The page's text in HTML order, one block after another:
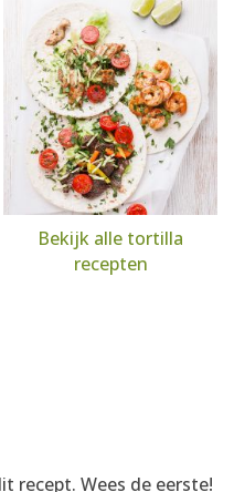
Bekijk alle tortilla
recepten
recept. Wees de eerste!